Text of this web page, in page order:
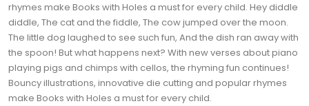
rhymes make Books with Holes a must for every child. Hey diddle
diddle, The cat and the fiddle, The cow jumped over the moon.
The little dog laughed to see such fun, And the dish ran away with
the spoon! But what happens next? With new verses about piano
playing pigs and chimps with cellos, the rhyming fun continues!
Bouncy illustrations, innovative die cutting and popular rhymes
make Books with Holes a must for every child.